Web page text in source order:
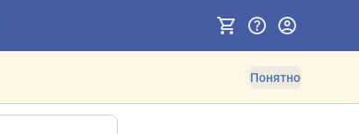
Понятно